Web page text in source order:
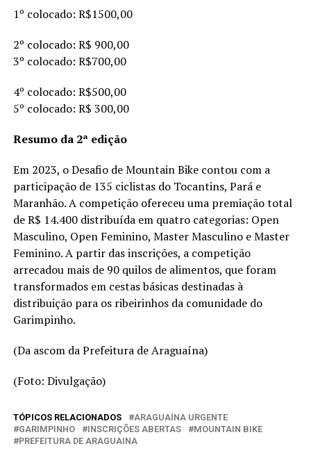
1º colocado: R$1500,00
2º colocado: R$ 900,00
3º colocado: R$700,00
4º colocado: R$500,00
5º colocado: R$ 300,00
Resumo da 2ª edição
Em 2023, o Desafio de Mountain Bike contou com a
participação de 135 ciclistas do Tocantins, Pará e
Maranhão. A competição ofereceu uma premiação total
de R$ 14.400 distribuída em quatro categorias: Open
Masculino, Open Feminino, Master Masculino e Master
Feminino. A partir das inscrições, a competição
arrecadou mais de 90 quilos de alimentos, que foram
transformados em cestas básicas destinadas à
distribuição para os ribeirinhos da comunidade do
Garimpinho.
(Da ascom da Prefeitura de Araguaína)
(Foto: Divulgação)
TÓPICOS RELACIONADOS
ARAGUAÍNA URGENTE
GARIMPINHO
INSCRIÇÕES ABERTAS
MOUNTAIN BIKE
PREFEITURA DE ARAGUAINA